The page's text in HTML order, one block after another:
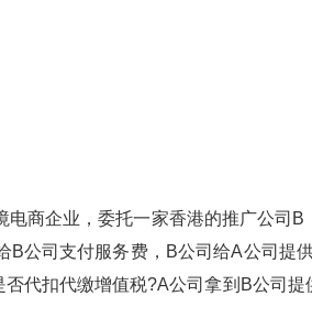
电商企业，委托一家香港的推广公司
B公司支付服务费，B公司给A公司提
代扣代缴增值税?A公司拿到B公司